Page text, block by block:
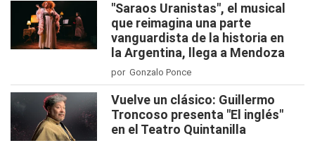
"Saraos Uranistas", el musical
que reimagina una parte
vanguardista de la historia en
la Argentina, llega a Mendoza
por Gonzalo Ponce
Vuelve un clásico: Guillermo
Troncoso presenta "El inglés"
en el Teatro Quintanilla